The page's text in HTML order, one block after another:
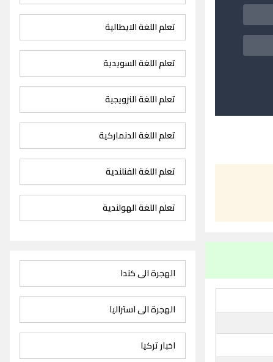
تعلم اللغة الايطالية
تعلم اللغة السويدية
تعلم اللغة النرويجية
تعلم اللغة الدنماركية
تعلم اللغة الفنلندية
تعلم اللغة الهولندية
الهجرة الى كندا
الهجرة الى استراليا
اخبار تركيا